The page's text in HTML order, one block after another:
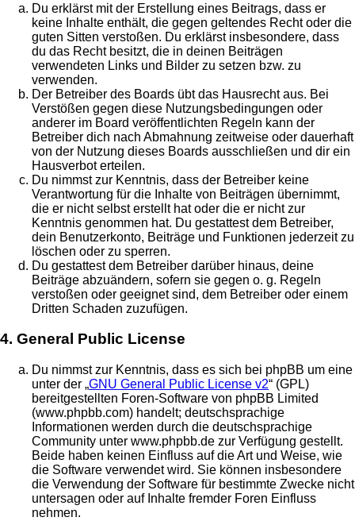
Du erklärst mit der Erstellung eines Beitrags, dass er
keine Inhalte enthält, die gegen geltendes Recht oder die
guten Sitten verstoßen. Du erklärst insbesondere, dass
du das Recht besitzt, die in deinen Beiträgen
verwendeten Links und Bilder zu setzen bzw. zu
verwenden.
Der Betreiber des Boards übt das Hausrecht aus. Bei
Verstößen gegen diese Nutzungsbedingungen oder
anderer im Board veröffentlichten Regeln kann der
Betreiber dich nach Abmahnung zeitweise oder dauerhaft
von der Nutzung dieses Boards ausschließen und dir ein
Hausverbot erteilen.
Du nimmst zur Kenntnis, dass der Betreiber keine
Verantwortung für die Inhalte von Beiträgen übernimmt,
die er nicht selbst erstellt hat oder die er nicht zur
Kenntnis genommen hat. Du gestattest dem Betreiber,
dein Benutzerkonto, Beiträge und Funktionen jederzeit zu
löschen oder zu sperren.
Du gestattest dem Betreiber darüber hinaus, deine
Beiträge abzuändern, sofern sie gegen o. g. Regeln
verstoßen oder geeignet sind, dem Betreiber oder einem
Dritten Schaden zuzufügen.
4. General Public License
Du nimmst zur Kenntnis, dass es sich bei phpBB um eine
unter der „GNU General Public License v2“ (GPL)
bereitgestellten Foren-Software von phpBB Limited
(www.phpbb.com) handelt; deutschsprachige
Informationen werden durch die deutschsprachige
Community unter www.phpbb.de zur Verfügung gestellt.
Beide haben keinen Einfluss auf die Art und Weise, wie
die Software verwendet wird. Sie können insbesondere
die Verwendung der Software für bestimmte Zwecke nicht
untersagen oder auf Inhalte fremder Foren Einfluss
nehmen.